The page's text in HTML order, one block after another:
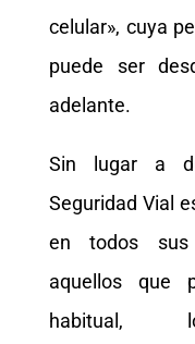
celular», cuya
puede ser
adelante.
Sin lugar a
Seguridad Vial
en todos
aquellos que
habitual,